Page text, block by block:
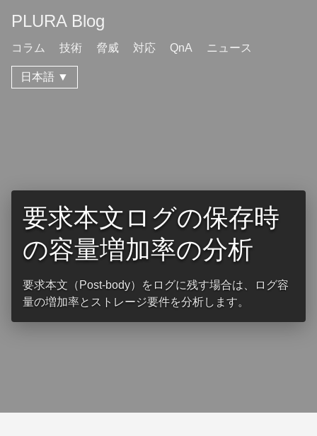
PLURA Blog
コラム 技術 脅威 対応 QnA ニュース
日本語 ▼
要求本文ログの保存時
の容量増加率の分析
要求本文（Post-body）をログに残す場合は、ログ容
量の増加率とストレージ要件を分析します。